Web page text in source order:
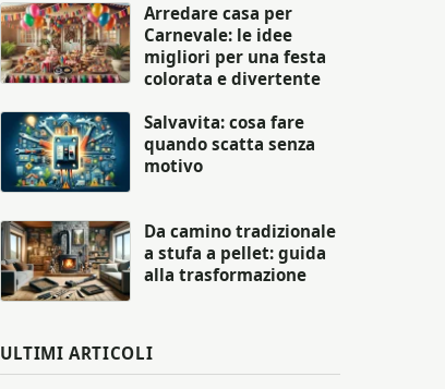
Arredare casa per
Carnevale: le idee
migliori per una festa
colorata e divertente
Salvavita: cosa fare
quando scatta senza
motivo
Da camino tradizionale
a stufa a pellet: guida
alla trasformazione
ULTIMI ARTICOLI